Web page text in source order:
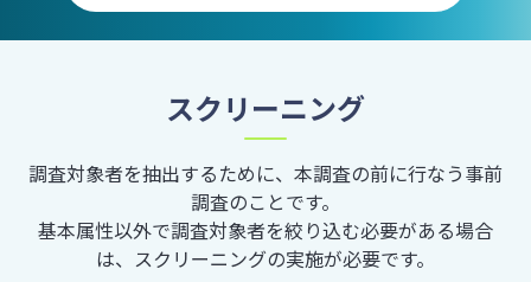
ランキング
換算方法
選択肢50個ごとに1問換算
設定可能数
99個まで（2問換算）
スクリーニング
調査対象者を抽出するために、本調査の前に行なう事前
調査のことです。
基本属性以外で調査対象者を絞り込む必要がある場合
は、スクリーニングの実施が必要です。